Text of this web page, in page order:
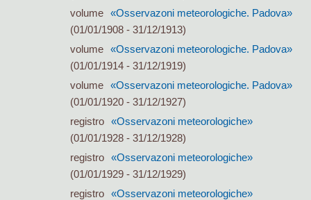
volume «Osservazoni meteorologiche. Padova»
(01/01/1908 - 31/12/1913)
volume «Osservazoni meteorologiche. Padova»
(01/01/1914 - 31/12/1919)
volume «Osservazoni meteorologiche. Padova»
(01/01/1920 - 31/12/1927)
registro «Osservazoni meteorologiche»
(01/01/1928 - 31/12/1928)
registro «Osservazoni meteorologiche»
(01/01/1929 - 31/12/1929)
registro «Osservazoni meteorologiche»